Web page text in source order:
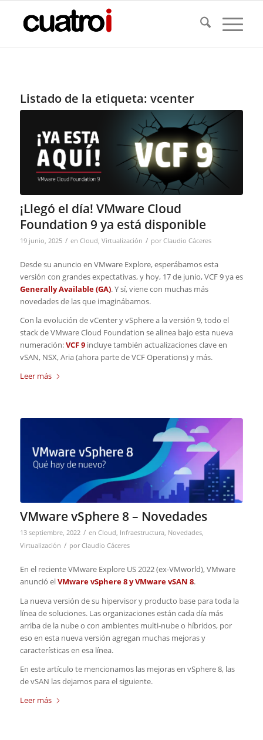
Listado de la etiqueta: vcenter
¡Llegó el día! VMware Cloud
Foundation 9 ya está disponible
19 junio, 2025 / en Cloud Virtualización / porClaudio Cáceres
Desde su anuncio en VMware Explore, esperábamos esta
versión con grandes expectativas, y hoy, 17 de junio, VCF 9 ya es
Generally Available (GA). Y sí, viene con muchas más
novedades de las que imaginábamos.
Con la evolución de vCenter y vSphere a la versión 9, todo el
stack de VMware Cloud Foundation se alinea bajo esta nueva
numeración:VCF 9incluye también actualizaciones clave en
vSAN, NSX, Aria (ahora parte de VCF Operations) y más.
Leer más
VMware vSphere 8 – Novedades
13 septiembre, 2022 / en Cloud, Infraestructura, Novedades,
Virtualización / porClaudio Cáceres
En el reciente VMware Explore US 2022 (ex-VMworld), VMware
anunció elVMware vSphere 8 y VMware vSAN 8.
La nueva versión de su hipervisor y producto base para toda la
línea de soluciones. Las organizaciones están cada día más
arriba de la nube o con ambientes multi-nube o híbridos, por
eso en esta nueva versión agregan muchas mejoras y
características en esa línea.
En este artículo te mencionamos las mejoras en vSphere 8, las
de vSAN las dejamos para el siguiente.
Leer más